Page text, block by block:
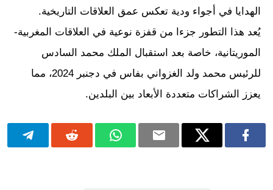
الهدايا في أجواء ودية تعكس عمق العلاقات التاريخية.
يُعد هذا التطور جزءا من قفزة نوعية في العلاقات المغربية-
الموريتانية، خاصة بعد استقبال الملك محمد السادس
للرئيس محمد ولد الغزواني بفاس في دجنبر 2024، مما
يعزز الشراكات متعددة الأبعاد بين البلدين.